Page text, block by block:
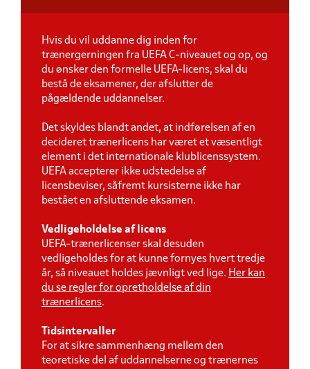
Hvis du vil uddanne dig inden for
trænergerningen fra UEFA C-niveauet og op, og
du ønsker den formelle UEFA-licens, skal du
bestå de eksamener, der afslutter de
pågældende uddannelser.
Det skyldes blandt andet, at indførelsen af en
decideret trænerlicens har været et væsentligt
element i det internationale klublicenssystem.
UEFA accepterer ikke udstedelse af
licensbeviser, såfremt kursisterne ikke har
bestået en afsluttende eksamen.
Vedligeholdelse af licens
UEFA-trænerlicenser skal desuden
vedligeholdes for at kunne fornyes hvert tredje
år, så niveauet holdes jævnligt ved lige. Her kan
du se regler for opretholdelse af din
trænerlicens.
Tidsintervaller
For at sikre sammenhæng mellem den
teoretiske del af uddannelserne og trænernes